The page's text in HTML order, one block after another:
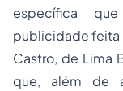
específica
publicidade feita
Castro, de Lima
que, além de